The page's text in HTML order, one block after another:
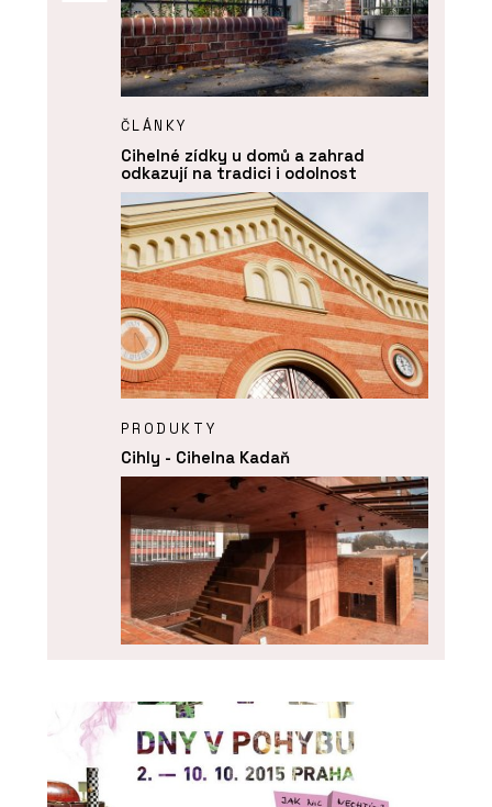
ČLÁNKY
Cihelné zídky u domů a zahrad
odkazují na tradici i odolnost
PRODUKTY
Cihly - Cihelna Kadaň
ČLÁNKY
Domů, na zahradu i na veřejná
prostranství. Tam všude se hodí
cihelná dlažba